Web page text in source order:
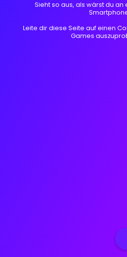
Sieht so aus, als wärst du
Leite dir diese Seite auf einen
Games